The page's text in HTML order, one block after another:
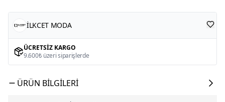
İLKCET MODA
ÜCRETSIZ KARGO
9.600₺ üzeri siparişlerde
ÜRÜN BILGILERI